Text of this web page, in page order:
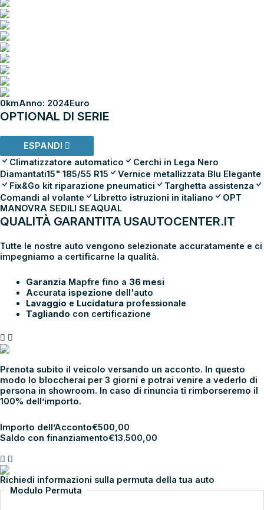
0kmAnno: 2024Euro
OPTIONAL DI SERIE
ESPANDI
Climatizzatore automatico
Cerchi in Lega Nero
Diamantati15" 185/55 R15
Vernice metallizzata Blu Elegante
Fix&Go kit riparazione pneumatici
Targhetta assistenza
Comandi al volante
Libretto istruzioni in italiano
OPT
MANOVRA SEDILI SEAQUAL
QUALITÀ GARANTITA USAUTOCENTER.IT
Tutte le nostre auto vengono selezionate accuratamente e ci
impegniamo a certificarne la qualità.
GaranziaMapfre fino a 36 mesi
Accurata ispezione dell'auto
Lavaggio e Lucidaturaprofessionale
Tagliando con certificazione
Prenota subito il veicolo versando un acconto. In questo
modo lo bloccherai per 3 giorni e potrai venire a vederlo di
persona in showroom. In caso di rinuncia ti rimborseremo il
100% dell’importo.
Importo dell’Acconto€500,00
Saldo con finanziamento€13.500,00
Richiedi informazioni sulla permuta della tua auto
Modulo Permuta